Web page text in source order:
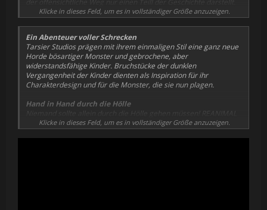
Entdeckt auf eurer gefahrvollen Reise verschiedenste mysteriöse
Orte, die alle ihre eigene Geschichte zu erzählen haben.
Klicke in dieses Feld, um es in vollständiger Größe anzuzeigen.
Ein Abenteuer voller Schrecken
Tarsier Studios prägen mit ihrem einmaligen Stil eine ganz neue
Horde bösartiger Monster und gebrochene, aber
widerstandsfähige Kinder. Bruchstücke der dunklen
Vergangenheit der Kinder dienten als Inspiration für ihr
Charakterdesign und für die Monster, die sie nun plagen.
Hand in Hand durch die Hölle
Niemand sollte allein durch die Hölle gehen müssen! REANIMAL
ist sowohl im Einzelspielermodus als auch im lokalen und Online-
Koop-Modus spielbar und nutzt eine geteilte, cineastische
Klicke in dieses Feld, um es in vollständiger Größe anzuzeigen.